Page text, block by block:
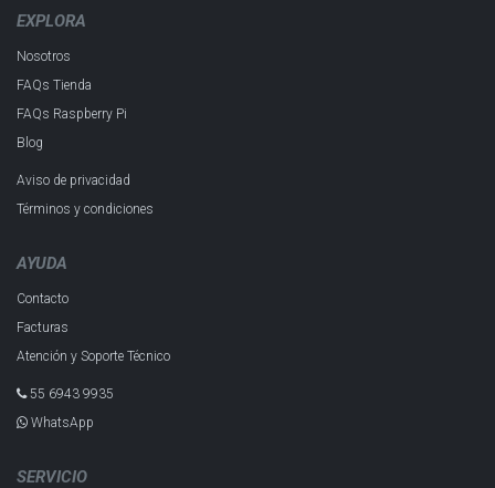
EXPLORA
Nosotros
FAQs Tienda
FAQs Raspberry Pi
Blog
Aviso de privacidad
Términos y condiciones
AYUDA
Contacto
Facturas
Atención y Soporte Técnico
55 6943 993​5
WhatsApp
SERVICIO